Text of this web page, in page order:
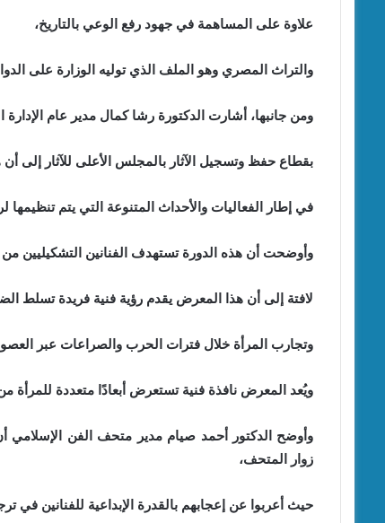
علاوة على المساهمة في جهود رفع الوعي بالتاريخ،
والتراث المصري وهو الملف الذي توليه الوزارة على
ومن جانبها، أشارت الدكتورة رشا كمال مدير عام الإدارة
بقطاع حفظ وتسجيل الآثار بالمجلس الأعلى للآثار إلى
في إطار الفعاليات والأحداث المتنوعة التي يتم
وأوضحت أن هذه الدورة تستهدف الفنانين التشكيليين من
لافتة إلى أن هذا المعرض يقدم رؤية فنية فريدة تسلط
وتجارب المرأة خلال فترات الحرب والصراعات عبر
ويُعد المعرض نافذة فنية تستعرض أبعادًا متعددة للمرأة
وأوضح الدكتور أحمد صيام مدير متحف الفن الإسلامي
زوار المتحف،
حيث أعربوا عن إعجابهم بالقدرة الإبداعية للفنانين